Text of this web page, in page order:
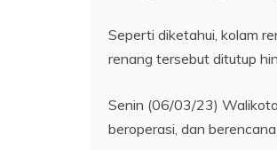
Seperti diketahui, kolam
renang tersebut ditutup
Senin (06/03/23)
beroperasi, dan